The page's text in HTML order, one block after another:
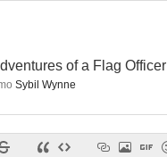
of a Flag Officer
Sybil Wynne